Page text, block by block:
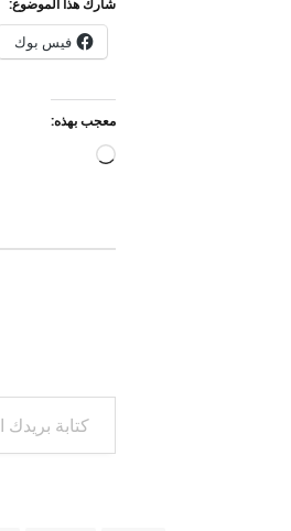
فيس بوك
معجب بهذه:
جاري
كتابة بريدك الإلكتروني...